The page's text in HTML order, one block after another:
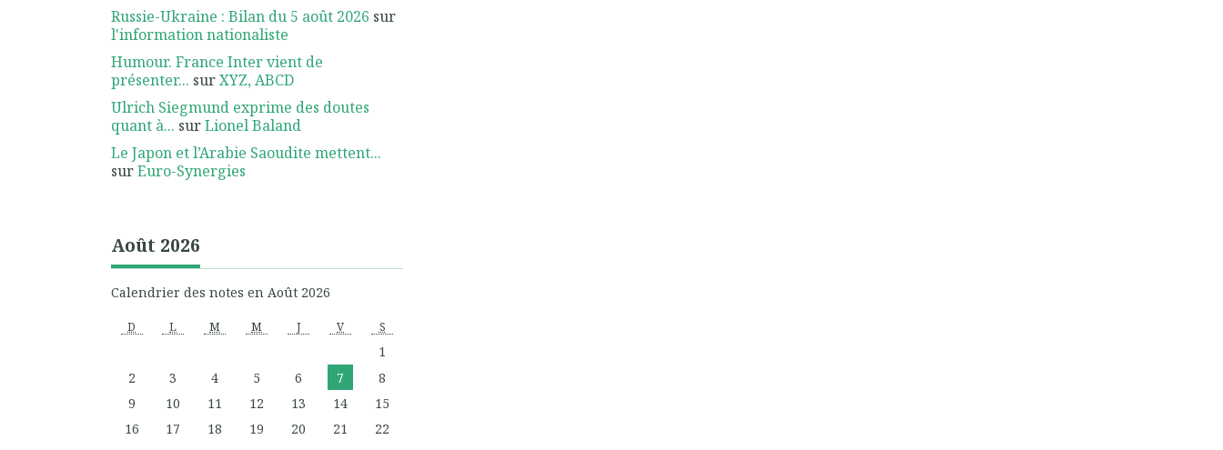
Russie-Ukraine : Bilan du 5 août 2026 sur
l'information nationaliste
Humour. France Inter vient de
présenter... surXYZ, ABCD
Ulrich Siegmund exprime des doutes
quant à... surLionel Baland
Le Japon et l’Arabie Saoudite mettent...
surEuro-Synergies
Août 2026
Calendrier des notes en Août 2026
D L M M J V S
1
2
3 4 5 6 7
8
9
10 11 12 13 14
15
16
17 18 19 20 21
22